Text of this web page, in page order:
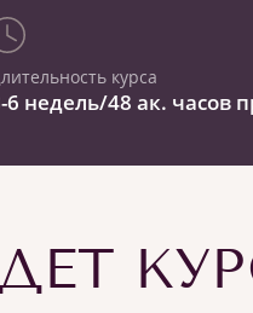
курса
6 недель/48 ак. часов